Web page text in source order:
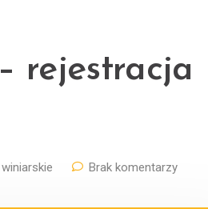
rejestracja
Brak komentarzy